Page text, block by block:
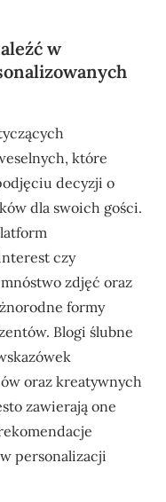
w
które
decyzji o
dla swoich gości.
czy
zdjęć oraz
formy
Blogi ślubne
oraz kreatywnych
zawierają one
personalizacji